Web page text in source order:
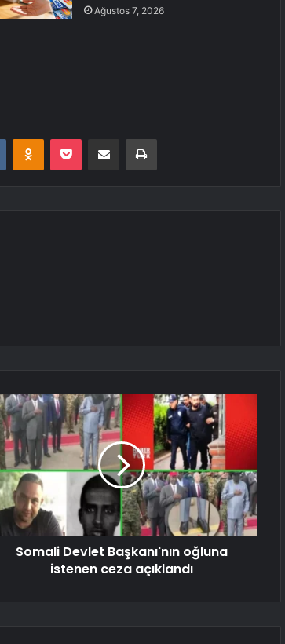
Ağustos 7, 2026
VKontakteOdnoklassniki
Pocket E-Posta ile paylaş Yazdır
Somali Devlet Başkanı'nın oğluna
istenen ceza açıklandı